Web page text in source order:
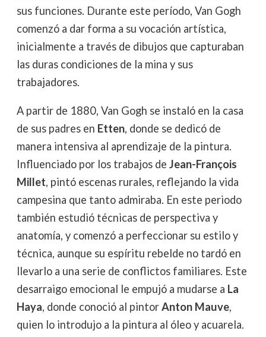
sus funciones. Durante este período, Van Gogh
comenzó a dar forma a su vocación artística,
inicialmente a través de dibujos que capturaban
las duras condiciones de la mina y sus
trabajadores.
A partir de 1880, Van Gogh se instaló en la casa
de sus padres en Etten, donde se dedicó de
manera intensiva al aprendizaje de la pintura.
Influenciado por los trabajos de Jean-François
Millet, pintó escenas rurales, reflejando la vida
campesina que tanto admiraba. En este periodo
también estudió técnicas de perspectiva y
anatomía, y comenzó a perfeccionar su estilo y
técnica, aunque su espíritu rebelde no tardó en
llevarlo a una serie de conflictos familiares. Este
desarraigo emocional le empujó a mudarse a La
Haya, donde conoció al pintorAnton Mauve,
quien lo introdujo a la pintura al óleo y acuarela.